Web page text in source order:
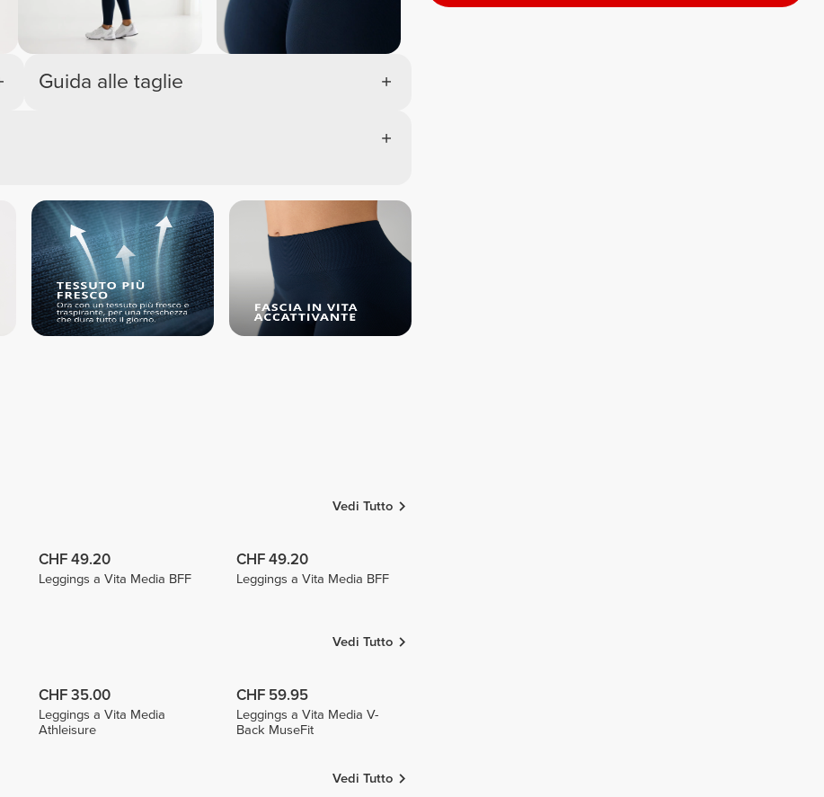
Guida alle taglie
Vedi Tutto
CHF 49.20
Leggings a Vita Media BFF
CHF 49.20
Leggings a Vita Media BFF
Vedi Tutto
CHF 35.00
Leggings a Vita Media
Athleisure
CHF 59.95
Leggings a Vita Media V-
Back MuseFit
Vedi Tutto